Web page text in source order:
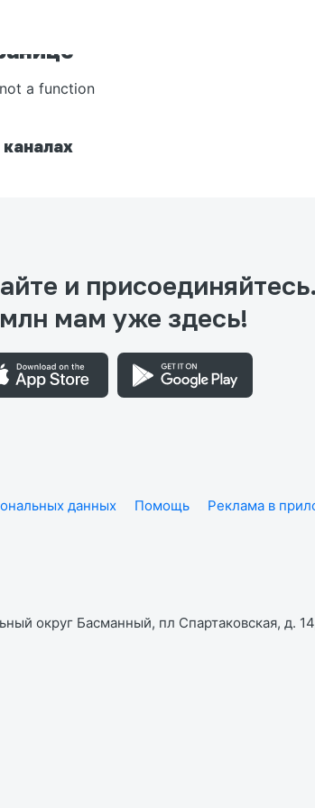
a function
и присоединяйтесь.
мам уже здесь!
данных Помощь Реклама в
округ Басманный, пл Спартаковская, д.